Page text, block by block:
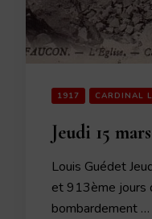
1917 CARDINAL
Jeudi 15
Louis Guédet
et 913ème jours
bombardement …